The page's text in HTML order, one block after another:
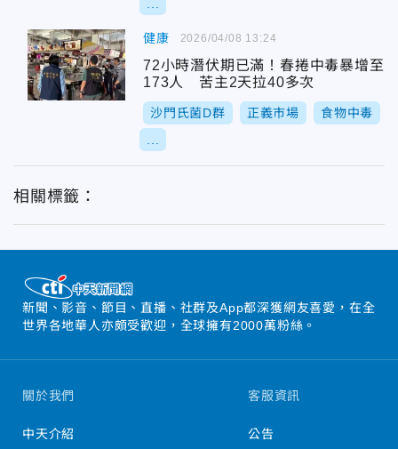
健康
72小時潛伏期已滿！春捲中毒暴增至
173人 苦主2天拉40多次
沙門氏菌D群 正義市場 食物中毒
2026/04/08 13:24
相關標籤：
新聞、影音、節目、直播、社群及App都深獲網友喜愛，在全
世界各地華人亦頗受歡迎，全球擁有2000萬粉絲。
關於我們
中天介紹
客服資訊
公告